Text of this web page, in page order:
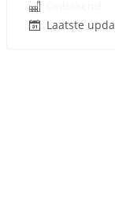
Laatste